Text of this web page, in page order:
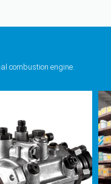
combustion engine.